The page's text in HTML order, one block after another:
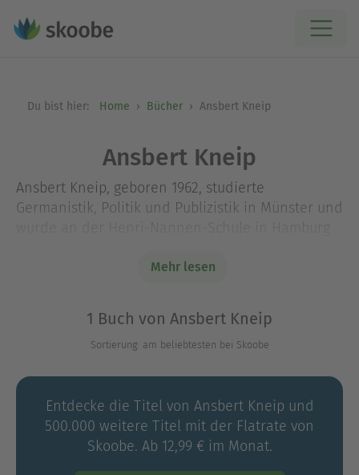
Du bist hier: Home Bücher Ansbert Kneip
Ansbert Kneip
Ansbert Kneip, geboren 1962, studierte
Germanistik, Politik und Publizistik in Münster und
seit 2009 Redaktionsleiter beim Kinder-
Mehr lesen
1 Buch von Ansbert Kneip
Sortierung: am beliebtesten bei Skoobe
Entdecke die Titel von Ansbert Kneip und
500.000 weitere Titel mit der Flatrate von
Skoobe. Ab 12,99 € im Monat.